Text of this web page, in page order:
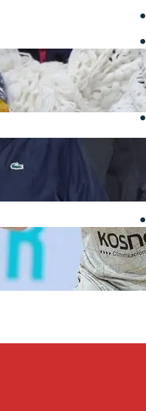
Post 2025
Obradovića
Olimpiji, dok